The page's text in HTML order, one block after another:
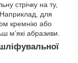
стрічку на ту,
для
кремнію або
м’які абразиви.